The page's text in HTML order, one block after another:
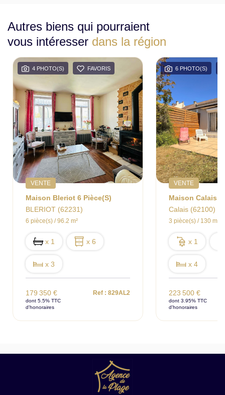
Autres biens qui pourraient
vous intéresser dans la région
4 PHOTO(S) FAVORIS
VENTE
Maison Bleriot 6 Pièce(s)
BLERIOT (62231)
6 pièce(s) / 96.2 m²
x 1 x 6
x 3
179 350 €
dont 5.5% TTC
d'honoraires
Ref : 829AL2
6 PHOTO(S)
VENTE
Calais (62100)
3 pièce(s) / 130 m²
x 1
x 4
223 500 €
dont 3.95% TTC
d'honoraires